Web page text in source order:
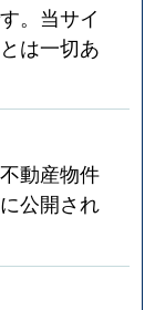
。当サイ
は一切あ
動産物件
公開され